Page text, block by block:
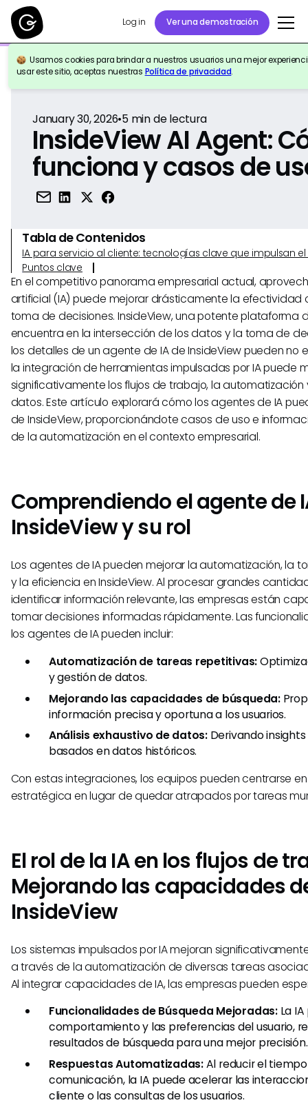
Log in Ver una demostración
Usamos cookies para brindar a nuestros usuarios una mejor
usar este sitio, aceptas nuestras Política de privacidad.
Volver a la Referencia
January 30, 2026•5min de lectura
InsideView AI Agent:
funciona y casos de
Tabla de Contenidos
IA para servicio al cliente: tecnologías clave que impulsan
Puntos clave
En el competitivo panorama empresarial actual,
artificial (IA) puede mejorar drásticamente la efectividad
toma de decisiones. InsideView, una potente plataforma
encuentra en la intersección de los datos y la toma de
los detalles de un agente de IA de InsideView pueden no
la integración de herramientas impulsadas por IA puede
significativamente los flujos de trabajo, la automatización
datos. Este artículo explorará cómo los agentes de IA
de InsideView, proporcionándote casos de uso e
de la automatización en el contexto empresarial.
Comprendiendo el agente de
InsideView y su rol
Los agentes de IA pueden mejorar la automatización, la
y la eficiencia en InsideView. Al procesar grandes
identificar información relevante, las empresas están
tomar decisiones informadas rápidamente. Las
los agentes de IA pueden incluir:
Automatización de tareas repetitivas:
y gestión de datos.
Mejorando las capacidades de búsqueda:
información precisa y oportuna a los usuarios.
Análisis exhaustivo de datos:Derivando
basados en datos históricos.
Con estas integraciones, los equipos pueden centrarse
estratégica en lugar de quedar atrapados por tareas
El rol de la IA en los flujos de
Mejorando las capacidades
InsideView
Los sistemas impulsados por IA mejoran
a través de la automatización de diversas tareas
Al integrar capacidades de IA, las empresas pueden
Funcionalidades de Búsqueda Mejoradas:La IA
comportamiento y las preferencias del usuario,
resultados de búsqueda para una mejor precisión.
Respuestas Automatizadas:Al reducir el
comunicación, la IA puede acelerar las
cliente o las consultas de los usuarios.